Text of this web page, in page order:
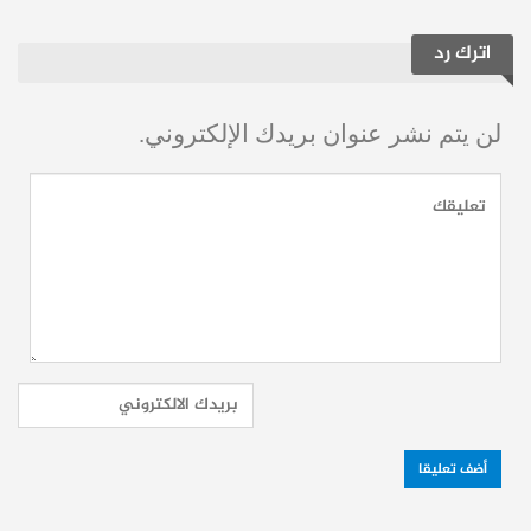
فالمستثمر يبحث عن بيئة مستقرة يمكن التنبؤ
بها، وعن مجتمع يدير خلافاته ضمن الأطر
في الانقسام والصراع.
وفي بلد يحتاج بشدة إلى رؤوس الأموال وفرص
مباشرة على فرص التشغيل والنمو وتحسين
ويؤكد الأطرش أن الاستقرار الرقمي أصبح
اترك رد
لن يتم نشر عنوان بريدك الإلكتروني.